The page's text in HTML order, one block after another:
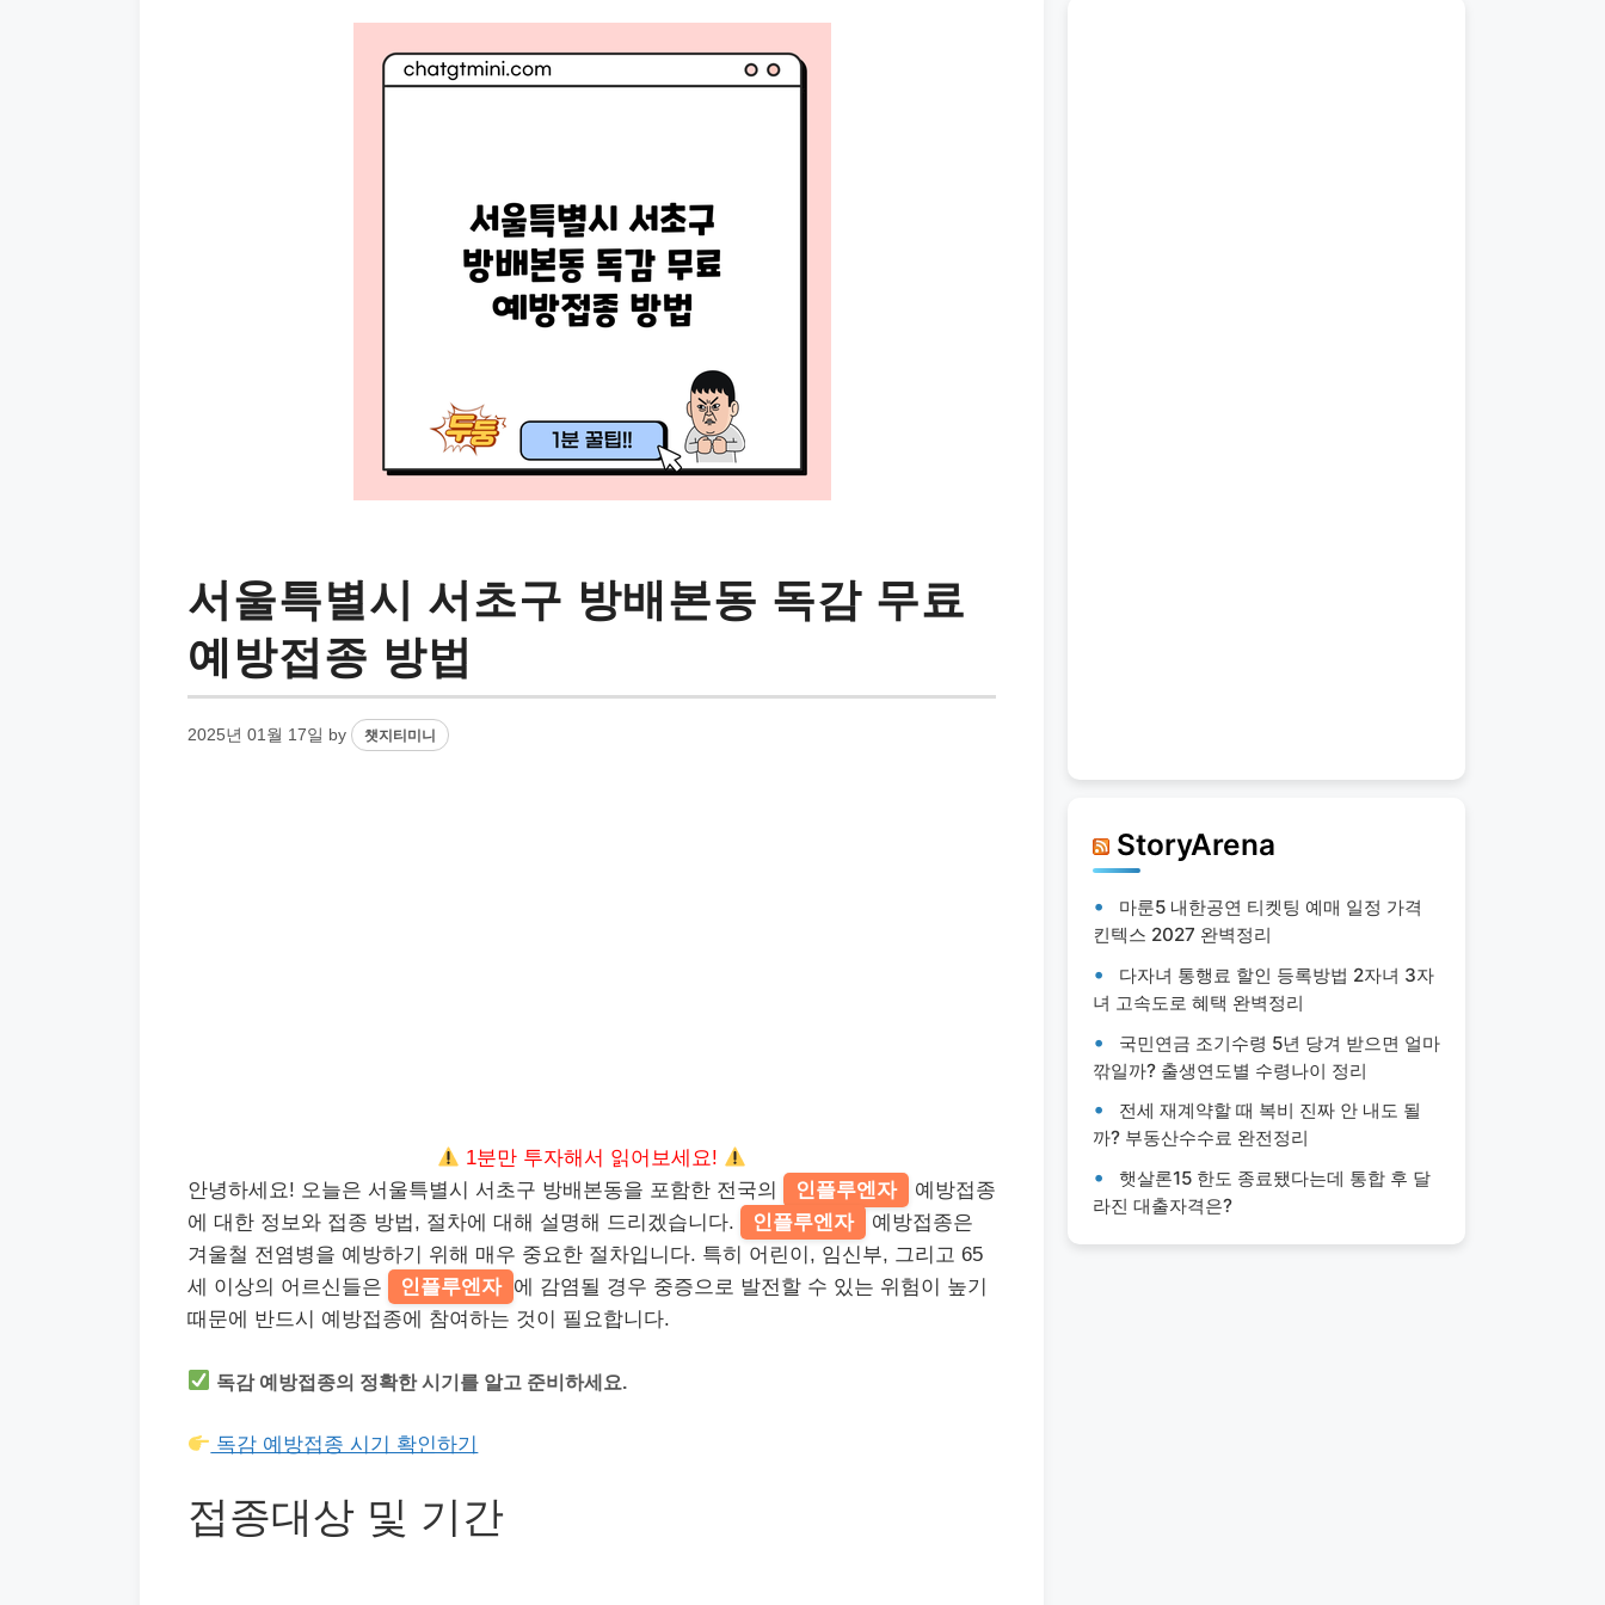
서울특별시 서초구 방배본동 독감 무료
예방접종 방법
2025년 01월 17일 by 챗지티미니
1분만 투자해서 읽어보세요!
안녕하세요! 오늘은 서울특별시 서초구 방배본동을 포함한 전국의
인플루엔자
예방접종
에 대한 정보와 접종 방법, 절차에 대해 설명해 드리겠습니다.
인플루엔자
예방접종은
겨울철 전염병을 예방하기 위해 매우 중요한 절차입니다. 특히 어린이, 임신부, 그리고 65
세 이상의 어르신들은
인플루엔자 에 감염될 경우 중증으로 발전할 수 있는 위험이 높기
때문에 반드시 예방접종에 참여하는 것이 필요합니다.
독감 예방접종의 정확한 시기를 알고 준비하세요.
독감 예방접종 시기 확인하기
접종대상 및 기간
StoryArena
마룬5 내한공연 티켓팅 예매 일정 가격
킨텍스 2027 완벽정리
다자녀 통행료 할인 등록방법 2자녀 3자
녀 고속도로 혜택 완벽정리
국민연금 조기수령 5년 당겨 받으면 얼마
깎일까? 출생연도별 수령나이 정리
전세 재계약할 때 복비 진짜 안 내도 될
까? 부동산수수료 완전정리
햇살론15 한도 종료됐다는데 통합 후 달
라진 대출자격은?